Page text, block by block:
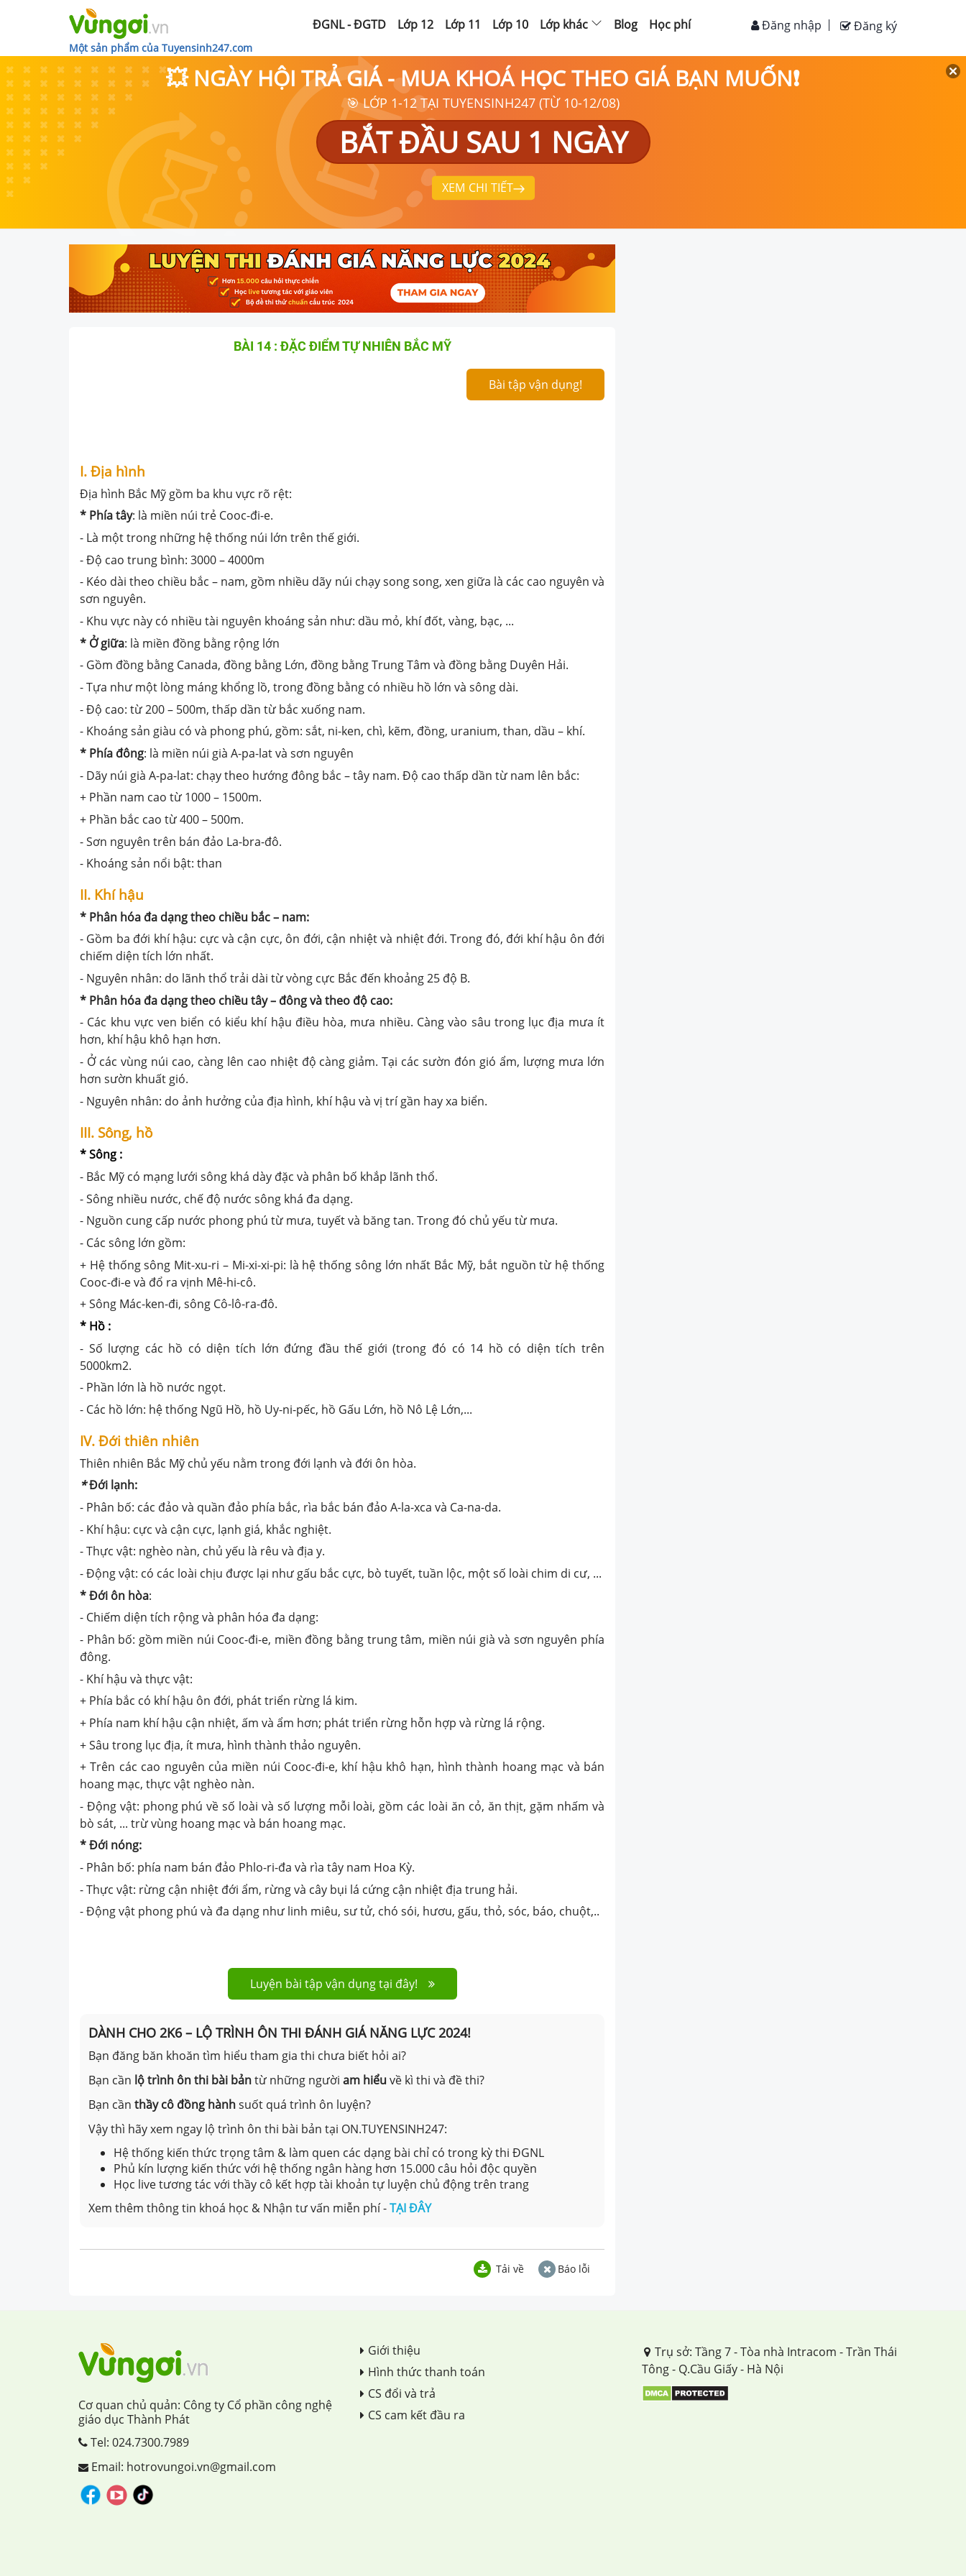
Một sản phẩm của Tuyensinh247.com
ĐGNL - ĐGTD Lớp 12 Lớp 11 Lớp 10 Lớp khác Blog Học phí Đăng ký
Đăng nhập
💥 NGÀY HỘI TRẢ GIÁ - MUA KHOÁ HỌC THEO GIÁ BẠN MUỐN❗
🎯 LỚP 1-12 TẠI TUYENSINH247 (TỪ 10-12/08)
BẮT ĐẦU SAU 1 NGÀY
XEM CHI TIẾT
BÀI 14 : ĐẶC ĐIỂM TỰ NHIÊN BẮC MỸ
Bài tập vận dụng!
I. Địa hình
Địa hình Bắc Mỹ gồm ba khu vực rõ rệt:
* Phía tây: là miền núi trẻ Cooc-đi-e.
- Là một trong những hệ thống núi lớn trên thế giới.
- Độ cao trung bình: 3000 – 4000m
- Kéo dài theo chiều bắc – nam, gồm nhiều dãy núi chạy song song, xen giữa là các cao nguyên và
sơn nguyên.
- Khu vực này có nhiều tài nguyên khoáng sản như: dầu mỏ, khí đốt, vàng, bạc, ...
* Ở giữa: là miền đồng bằng rộng lớn
- Gồm đồng bằng Canada, đồng bằng Lớn, đồng bằng Trung Tâm và đồng bằng Duyên Hải.
- Tựa như một lòng máng khổng lồ, trong đồng bằng có nhiều hồ lớn và sông dài.
- Độ cao: từ 200 – 500m, thấp dần từ bắc xuống nam.
- Khoáng sản giàu có và phong phú, gồm: sắt, ni-ken, chì, kẽm, đồng, uranium, than, dầu – khí.
* Phía đông: là miền núi già A-pa-lat và sơn nguyên
- Dãy núi già A-pa-lat: chạy theo hướng đông bắc – tây nam. Độ cao thấp dần từ nam lên bắc:
+ Phần nam cao từ 1000 – 1500m.
+ Phần bắc cao từ 400 – 500m.
- Sơn nguyên trên bán đảo La-bra-đô.
- Khoáng sản nổi bật: than
II. Khí hậu
* Phân hóa đa dạng theo chiều bắc – nam:
- Gồm ba đới khí hậu: cực và cận cực, ôn đới, cận nhiệt và nhiệt đới. Trong đó, đới khí hậu ôn đới
chiếm diện tích lớn nhất.
- Nguyên nhân: do lãnh thổ trải dài từ vòng cực Bắc đến khoảng 25 độ B.
* Phân hóa đa dạng theo chiều tây – đông và theo độ cao:
- Các khu vực ven biển có kiểu khí hậu điều hòa, mưa nhiều. Càng vào sâu trong lục địa mưa ít
hơn, khí hậu khô hạn hơn.
- Ở các vùng núi cao, càng lên cao nhiệt độ càng giảm. Tại các sườn đón gió ẩm, lượng mưa lớn
hơn sườn khuất gió.
- Nguyên nhân: do ảnh hưởng của địa hình, khí hậu và vị trí gần hay xa biển.
III. Sông, hồ
* Sông :
- Bắc Mỹ có mạng lưới sông khá dày đặc và phân bố khắp lãnh thổ.
- Sông nhiều nước, chế độ nước sông khá đa dạng.
- Nguồn cung cấp nước phong phú từ mưa, tuyết và băng tan. Trong đó chủ yếu từ mưa.
- Các sông lớn gồm:
+ Hệ thống sông Mit-xu-ri – Mi-xi-xi-pi: là hệ thống sông lớn nhất Bắc Mỹ, bắt nguồn từ hệ thống
Cooc-đi-e và đổ ra vịnh Mê-hi-cô.
+ Sông Mác-ken-đi, sông Cô-lô-ra-đô.
* Hồ :
- Số lượng các hồ có diện tích lớn đứng đầu thế giới (trong đó có 14 hồ có diện tích trên
5000km2.
- Phần lớn là hồ nước ngọt.
- Các hồ lớn: hệ thống Ngũ Hồ, hồ Uy-ni-pếc, hồ Gấu Lớn, hồ Nô Lệ Lớn,...
IV. Đới thiên nhiên
Thiên nhiên Bắc Mỹ chủ yếu nằm trong đới lạnh và đới ôn hòa.
*Đới lạnh:
- Phân bố: các đảo và quần đảo phía bắc, rìa bắc bán đảo A-la-xca và Ca-na-da.
- Khí hậu: cực và cận cực, lạnh giá, khắc nghiệt.
- Thực vật: nghèo nàn, chủ yếu là rêu và địa y.
- Động vật: có các loài chịu được lại như gấu bắc cực, bò tuyết, tuần lộc, một số loài chim di cư, ...
* Đới ôn hòa:
- Chiếm diện tích rộng và phân hóa đa dạng:
- Phân bố: gồm miền núi Cooc-đi-e, miền đồng bằng trung tâm, miền núi già và sơn nguyên phía
đông.
- Khí hậu và thực vật:
+ Phía bắc có khí hậu ôn đới, phát triển rừng lá kim.
+ Phía nam khí hậu cận nhiệt, ấm và ẩm hơn; phát triển rừng hỗn hợp và rừng lá rộng.
+ Sâu trong lục địa, ít mưa, hình thành thảo nguyên.
+ Trên các cao nguyên của miền núi Cooc-đi-e, khí hậu khô hạn, hình thành hoang mạc và bán
hoang mạc, thực vật nghèo nàn.
- Động vật: phong phú về số loài và số lượng mỗi loài, gồm các loài ăn cỏ, ăn thịt, gặm nhấm và
bò sát, ... trừ vùng hoang mạc và bán hoang mạc.
* Đới nóng:
- Phân bố: phía nam bán đảo Phlo-ri-đa và rìa tây nam Hoa Kỳ.
- Thực vật: rừng cận nhiệt đới ẩm, rừng và cây bụi lá cứng cận nhiệt địa trung hải.
- Động vật phong phú và đa dạng như linh miêu, sư tử, chó sói, hươu, gấu, thỏ, sóc, báo, chuột,..
Luyện bài tập vận dụng tại đây!
DÀNH CHO 2K6 – LỘ TRÌNH ÔN THI ĐÁNH GIÁ NĂNG LỰC 2024!
Bạn đăng băn khoăn tìm hiểu tham gia thi chưa biết hỏi ai?
Bạn cần lộ trình ôn thi bài bảntừ những người am hiểuvề kì thi và đề thi?
Bạn cần thầy cô đồng hànhsuốt quá trình ôn luyện?
Vậy thì hãy xem ngay lộ trình ôn thi bài bản tại ON.TUYENSINH247:
Hệ thống kiến thức trọng tâm & làm quen các dạng bài chỉ có trong kỳ thi ĐGNL
Phủ kín lượng kiến thức với hệ thống ngân hàng hơn 15.000 câu hỏi độc quyền
Học live tương tác với thầy cô kết hợp tài khoản tự luyện chủ động trên trang
Xem thêm thông tin khoá học & Nhận tư vấn miễn phí -TẠI ĐÂY
Tải về Báo lỗi
Cơ quan chủ quản: Công ty Cổ phần công nghệ
giáo dục Thành Phát
Tel: 024.7300.7989
Email: hotrovungoi.vn@gmail.com
Giới thiệu
Hình thức thanh toán
CS đổi và trả
CS cam kết đầu ra
Trụ sở: Tầng 7 - Tòa nhà Intracom - Trần Thái
Tông - Q.Cầu Giấy - Hà Nội